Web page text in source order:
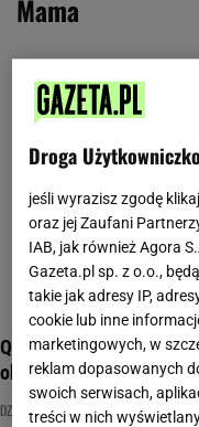
mama
Quiz: Dziś Dzień Mamy!
okazję
DZIEŃ MATKI MACIERZYŃSTWO MAMA
Droga
jeśli wyrazisz zgodę
oraz jej Zaufani
IAB, jak również Agora
Gazeta.pl sp. z o.o.,
takie jak adresy IP,
cookie lub inne
marketingowych, w
reklam dopasowanych
swoich serwisach,
treści w nich